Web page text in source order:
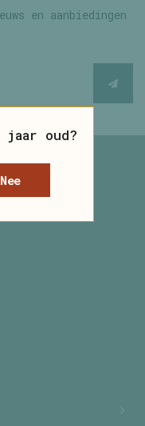
en aanbiedingen
jaar oud?
Nee